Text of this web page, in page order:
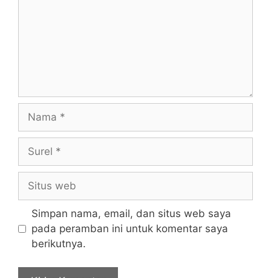
Nama
Surel
Situs
web
Simpan nama, email, dan situs web saya
pada peramban ini untuk komentar saya
berikutnya.